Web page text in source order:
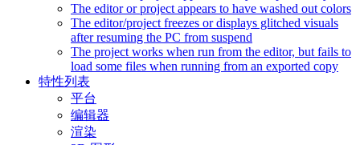
The editor or project appears to have washed out colors
The editor/project freezes or displays glitched visuals
after resuming the PC from suspend
The project works when run from the editor, but fails to
load some files when running from an exported copy
特性列表
平台
编辑器
渲染